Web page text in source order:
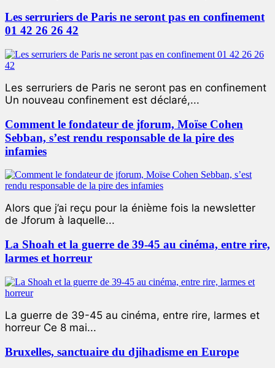
Les serruriers de Paris ne seront pas en confinement
01 42 26 26 42
Les serruriers de Paris ne seront pas en confinement
Un nouveau confinement est déclaré,...
Comment le fondateur de jforum, Moïse Cohen
Sebban, s’est rendu responsable de la pire des
infamies
Alors que j’ai reçu pour la énième fois la newsletter
de Jforum à laquelle...
La Shoah et la guerre de 39-45 au cinéma, entre rire,
larmes et horreur
La guerre de 39-45 au cinéma, entre rire, larmes et
horreur Ce 8 mai...
Bruxelles, sanctuaire du djihadisme en Europe